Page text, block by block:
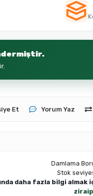
Et Yorum Yaz
Damlama
Stok
daha fazla bilgi